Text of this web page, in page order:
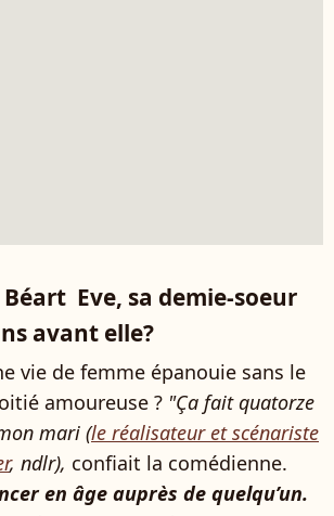
Eve, sa demie-soeur
avant elle?
vie de femme épanouie sans le
amoureuse ? "Ça fait quatorze
mari (le réalisateur et scénariste
, ndlr), confiait la comédienne.
en âge auprès de quelqu’un.